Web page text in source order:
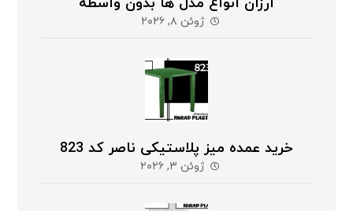
ژوئن ۸, ۲۰۲۶
خرید عمده میز پلاستیکی ناصر کد 823
ژوئن ۳, ۲۰۲۶